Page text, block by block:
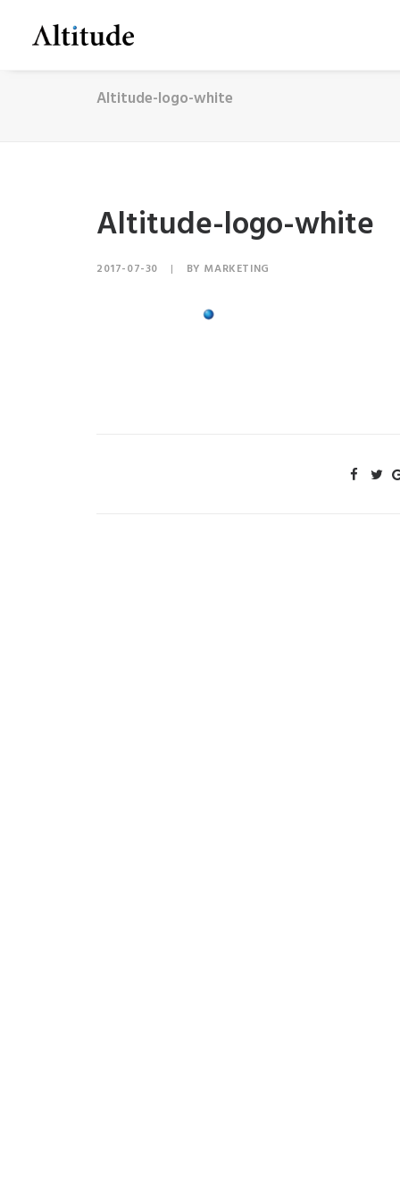
Altitude-logo-white
Altitude-logo-white
2017-07-30 | BY MARKETING